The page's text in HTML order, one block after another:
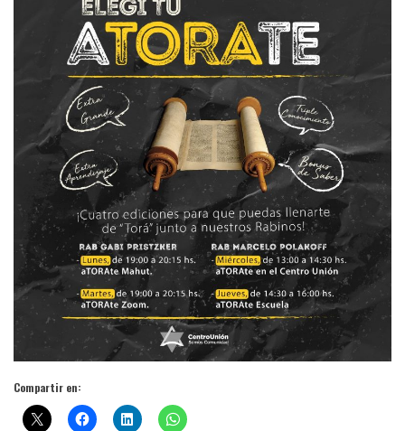
Compartir en: